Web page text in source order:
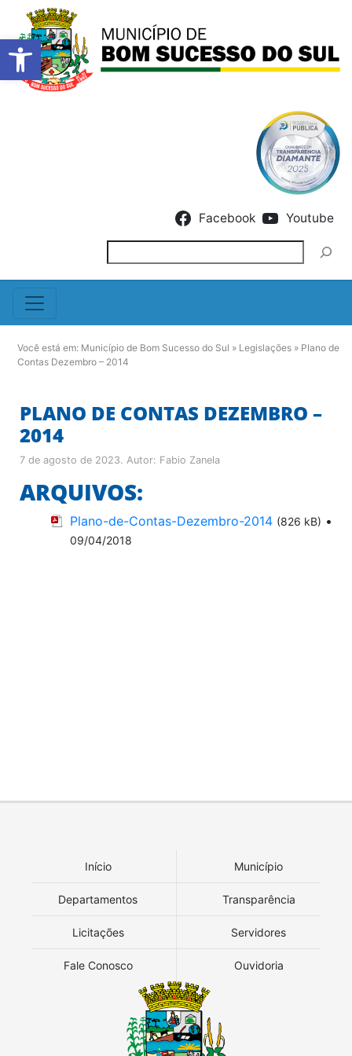
Barra de Ferramentas
Facebook Youtube
Você está em: Município de Bom Sucesso do Sul » Legislações » Plano de
Contas Dezembro – 2014
PLANO DE CONTAS DEZEMBRO –
2014
7 de agosto de 2023. Autor: Fabio Zanela
ARQUIVOS:
Plano-de-Contas-Dezembro-2014 (826 kB) •
09/04/2018
Início Município
Departamentos Transparência
Licitações Servidores
Fale Conosco Ouvidoria